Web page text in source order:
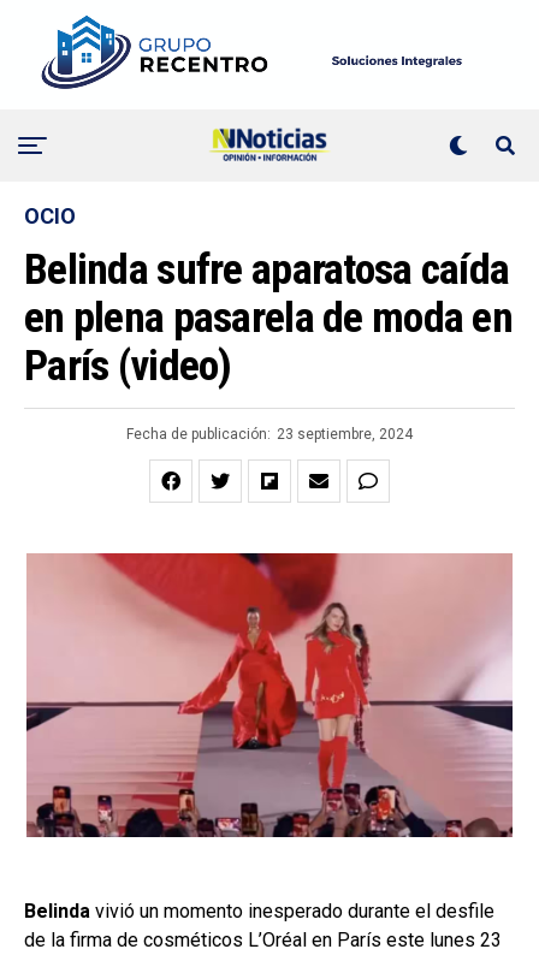
OCIO
Belinda sufre aparatosa caída
en plena pasarela de moda en
París (video)
Fecha de publicación: 23 septiembre, 2024
Belinda vivió un momento inesperado durante el desfile
de la firma de cosméticos L’Oréal en París este lunes 23